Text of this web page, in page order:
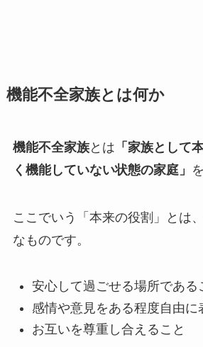
機能不全家族とは何か
機能不全家族とは 「家族として
く機能していない状態の家庭」
ここでいう「本来の役割」とは
なものです。
安心して過ごせる場所である
感情や意見をある程度自由に
お互いを尊重し合えること